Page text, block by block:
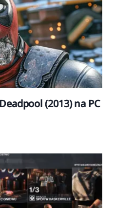
(2013) na PC